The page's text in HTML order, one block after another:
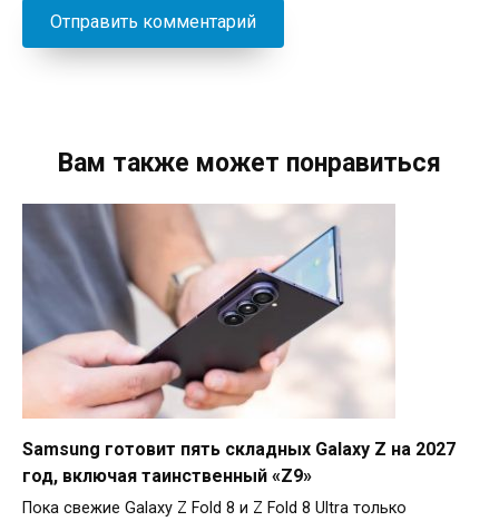
Вам также может понравиться
Samsung готовит пять складных Galaxy Z на 2027
год, включая таинственный «Z9»
Пока свежие Galaxy Z Fold 8 и Z Fold 8 Ultra только